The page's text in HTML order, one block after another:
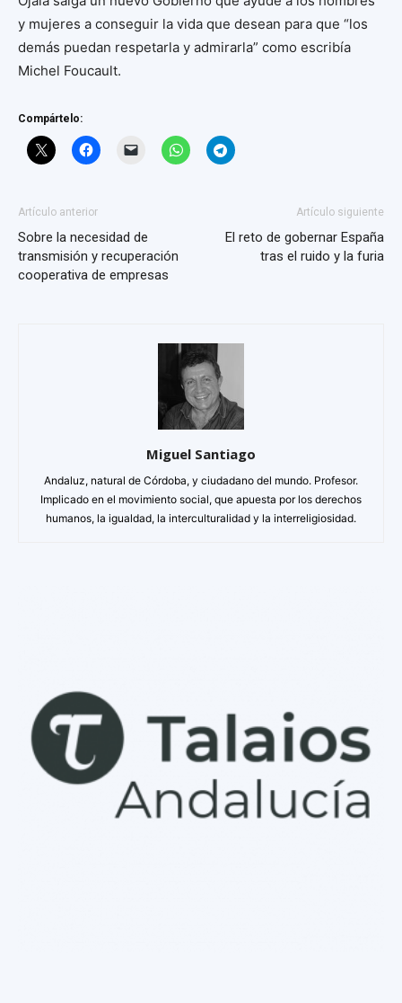
y mujeres a conseguir la vida que desean para que “los
demás puedan respetarla y admirarla” como escribía
Michel Foucault.
Compártelo:
Artículo anterior
Sobre la necesidad de
transmisión y recuperación
cooperativa de empresas
Artículo siguiente
El reto de gobernar España
tras el ruido y la furia
Miguel Santiago
Andaluz, natural de Córdoba, y ciudadano del mundo. Profesor.
Implicado en el movimiento social, que apuesta por los derechos
humanos, la igualdad, la interculturalidad y la interreligiosidad.